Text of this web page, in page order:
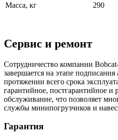
Масса, кг
290
Сервис и ремонт
Сотрудничество компании
завершается на этапе
протяжении всего срока
гарантийное, постгарантийное и
обслуживание, что позволяет
службы минипогрузчиков и
Гарантия